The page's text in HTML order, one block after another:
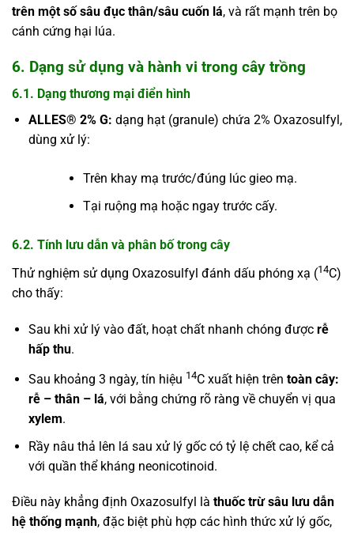
trên một số sâu đục thân/sâu cuốn lá, và rất mạnh trên bọ
cánh cứng hại lúa.
6. Dạng sử dụng và hành vi trong cây trồng
6.1. Dạng thương mại điển hình
ALLES® 2% G: dạng hạt (granule) chứa 2% Oxazosulfyl,
dùng xử lý:
Trên khay mạ trước/đúng lúc gieo mạ.
Tại ruộng mạ hoặc ngay trước cấy.
6.2. Tính lưu dẫn và phân bố trong cây
Thử nghiệm sử dụng Oxazosulfyl đánh dấu phóng xạ (14C)
cho thấy:
Sau khi xử lý vào đất, hoạt chất nhanh chóng được rễ
hấp thu.
Sau khoảng 3 ngày, tín hiệu 14C xuất hiện trên toàn cây:
rễ – thân – lá, với bằng chứng rõ ràng về chuyển vị qua
xylem.
Rầy nâu thả lên lá sau xử lý gốc có tỷ lệ chết cao, kể cả
với quần thể kháng neonicotinoid.
Điều này khẳng định Oxazosulfyl là thuốc trừ sâu lưu dẫn
hệ thống mạnh, đặc biệt phù hợp các hình thức xử lý gốc,